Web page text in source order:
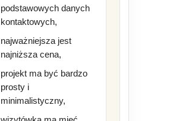
podstawowych danych
kontaktowych,
najważniejsza jest
najniższa cena,
projekt ma być bardzo
prosty i
minimalistyczny,